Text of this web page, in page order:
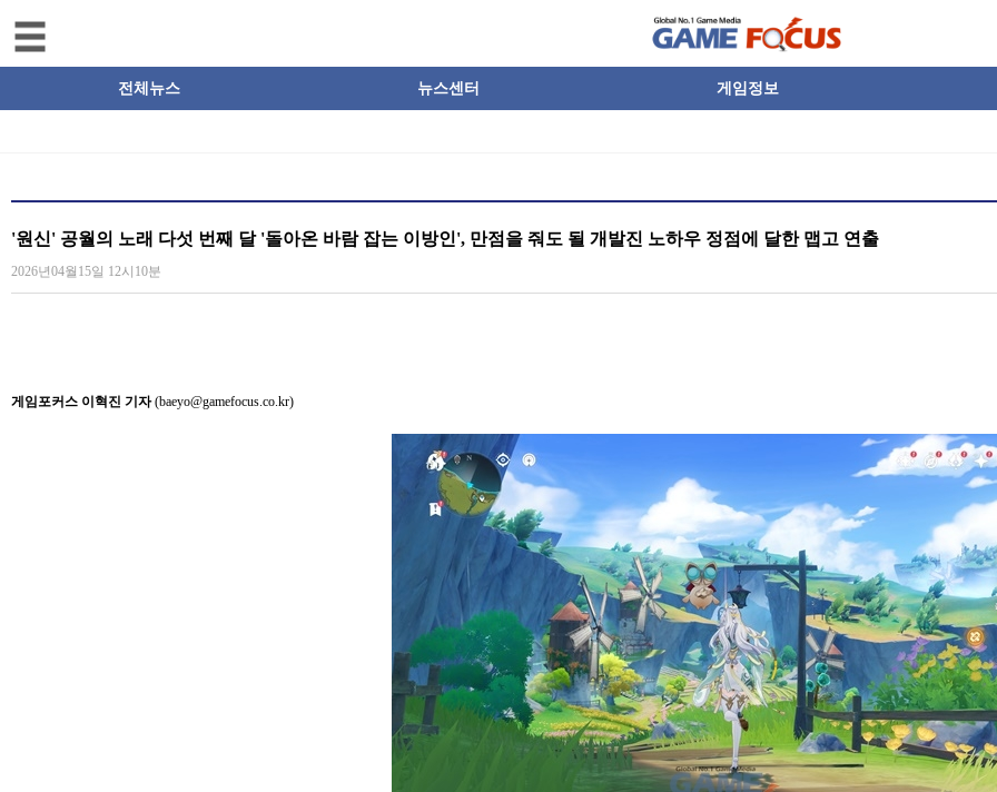
전체뉴스 뉴스센터 게임정보
'원신' 공월의 노래 다섯 번째 달 '돌아온 바람 잡는 이방인', 만점을 줘도 될 개발진 노하우 정점에 달한 맵고 연출
2026년04월15일 12시10분
게임포커스 이혁진 기자(baeyo@gamefocus.co.kr)